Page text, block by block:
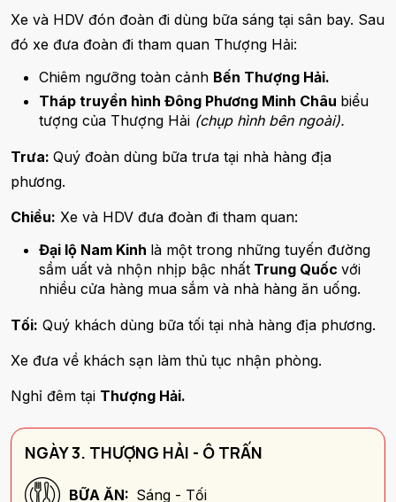
Xe và HDV đón đoàn đi dùng bữa sáng tại sân bay. Sau
đó xe đưa đoàn đi tham quan Thượng Hải:
Chiêm ngưỡng toàn cảnh Bến Thượng Hải.
Tháp truyền hình Đông Phương Minh Châu biểu
tượng của Thượng Hải (chụp hình bên ngoài).
Trưa: Quý đoàn dùng bữa trưa tại nhà hàng địa
phương.
Chiều: Xe và HDV đưa đoàn đi tham quan:
Đại lộ Nam Kinh là một trong những tuyến đường
sầm uất và nhộn nhịp bậc nhất Trung Quốc với
nhiều cửa hàng mua sắm và nhà hàng ăn uống.
Tối: Quý khách dùng bữa tối tại nhà hàng địa phương.
Xe đưa về khách sạn làm thủ tục nhận phòng.
Nghỉ đêm tại Thượng Hải.
NGÀY 3. THƯỢNG HẢI - Ô TRẤN
BỮA ĂN: Sáng - Tối